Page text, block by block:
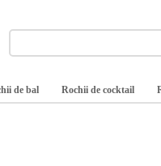
de bal Rochii de cocktail